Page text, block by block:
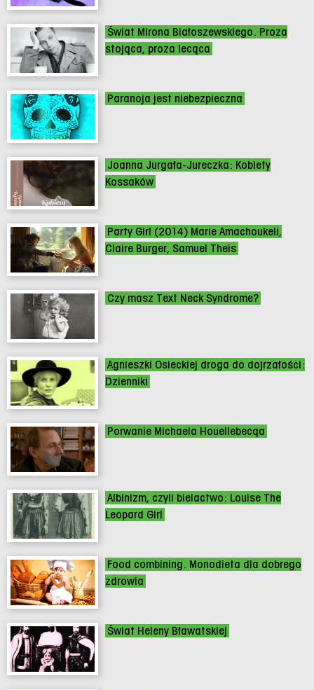
Świat Mirona Białoszewskiego. Proza
stojąca, proza lecąca
Paranoja jest niebezpieczna
Joanna Jurgała-Jureczka: Kobiety
Kossaków
Party Girl (2014) Marie Amachoukeli,
Claire Burger, Samuel Theis
Czy masz Text Neck Syndrome?
Agnieszki Osieckiej droga do dojrzałości:
Dzienniki
Porwanie Michaela Houellebecqa
Albinizm, czyli bielactwo: Louise The
Leopard Girl
Food combining. Monodieta dla dobrego
zdrowia
Świat Heleny Bławatskiej